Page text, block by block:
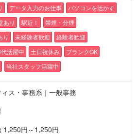
データ入力のお仕事
パソコンを活かす
あり 駅近！
禁煙・分煙
り 未経験者歓迎
経験者歓迎
活躍中 土日祝休み
ブランクOK
当社スタッフ活躍中
ィス・事務系｜一般事務
1,250円～1,250円